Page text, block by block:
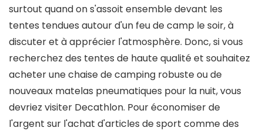
surtout quand on s'assoit ensemble devant les
tentes tendues autour d'un feu de camp le soir, à
discuter et à apprécier l'atmosphère. Donc, si vous
recherchez des tentes de haute qualité et souhaitez
acheter une chaise de camping robuste ou de
nouveaux matelas pneumatiques pour la nuit, vous
devriez visiter Decathlon. Pour économiser de
l'argent sur l'achat d'articles de sport comme des